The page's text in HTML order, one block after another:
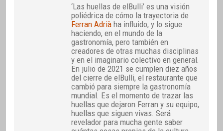
‘Las huellas de elBulli’ es una visión
poliédrica de cómo la trayectoria de
Ferran Adrià ha influido, y lo sigue
haciendo, en el mundo de la
gastronomía, pero también en
creadores de otras muchas disciplinas
y en el imaginario colectivo en general.
En julio de 2021 se cumplen diez años
del cierre de elBulli, el restaurante que
cambió para siempre la gastronomía
mundial. Es el momento de trazar las
huellas que dejaron Ferran y su equipo,
huellas que siguen vivas. Será
revelador para mucha gente saber